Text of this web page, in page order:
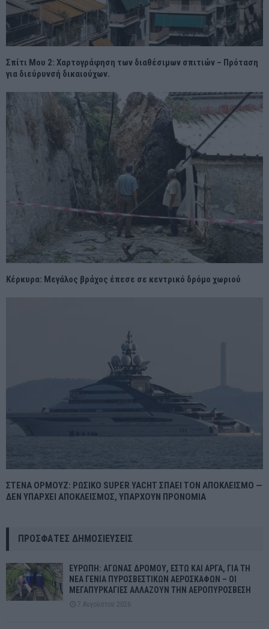
Σπίτι Μου 2: Χαρτογράφηση των διαθέσιμων σπιτιών – Πρόταση
για διεύρυνσή δικαιούχων.
Κέρκυρα: Μεγάλος βράχος έπεσε σε κεντρικό δρόμο χωριού
ΣΤΕΝΑ ΟΡΜΟΥΖ: ΡΩΣΙΚΟ SUPER YACHT ΣΠΑΕΙ ΤΟΝ ΑΠΟΚΛΕΙΣΜΟ —
ΔΕΝ ΥΠΑΡΧΕΙ ΑΠΟΚΛΕΙΣΜΟΣ, ΥΠΑΡΧΟΥΝ ΠΡΟΝΟΜΙΑ
ΠΡΌΣΦΑΤΕΣ ΔΗΜΟΣΙΕΎΣΕΙΣ
ΕΥΡΩΠΗ: ΑΓΩΝΑΣ ΔΡΟΜΟΥ, ΕΣΤΩ ΚΑΙ ΑΡΓΑ, ΓΙΑ ΤΗ
ΝΕΑ ΓΕΝΙΑ ΠΥΡΟΣΒΕΣΤΙΚΩΝ ΑΕΡΟΣΚΑΦΩΝ – ΟΙ
ΜΕΓΑΠΥΡΚΑΓΙΕΣ ΑΛΛΑΖΟΥΝ ΤΗΝ ΑΕΡΟΠΥΡΟΣΒΕΣΗ
7 Αυγούστου 2026